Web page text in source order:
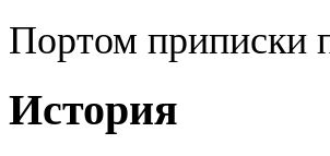
Портом приписки
История